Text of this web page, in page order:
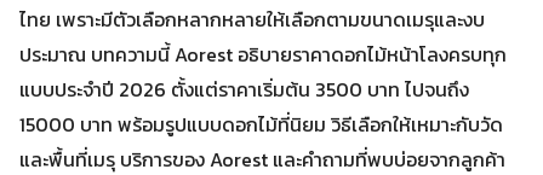
ไทย เพราะมีตัวเลือกหลากหลายให้เลือกตามขนาดเมรุและงบ
ประมาณ บทความนี้ Aorest อธิบายราคาดอกไม้หน้าโลงครบทุก
แบบประจำปี 2026 ตั้งแต่ราคาเริ่มต้น 3500 บาท ไปจนถึง
15000 บาท พร้อมรูปแบบดอกไม้ที่นิยม วิธีเลือกให้เหมาะกับวัด
และพื้นที่เมรุ บริการของ Aorest และคำถามที่พบบ่อยจากลูกค้า